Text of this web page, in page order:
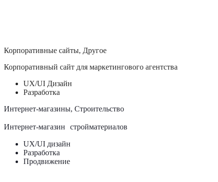
Корпоративные сайты, Другое
Корпоративный сайт для маркетингового агентства
UX/UI Дизайн
Разработка
Интернет-магазины, Строительство
Интернет-магазин стройматериалов
UX/UI дизайн
Разработка
Продвижение